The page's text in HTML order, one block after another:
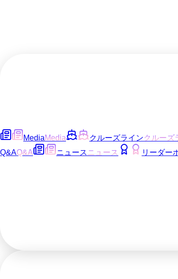
MediaMedia クルーズラインクルーズ
Q&AQ&A ニュース ニュース リーダー